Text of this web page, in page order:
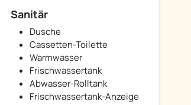
Sanitär
Dusche
Cassetten-Toilette
Warmwasser
Frischwassertank
Abwasser-Rolltank
Frischwassertank-Anzeige